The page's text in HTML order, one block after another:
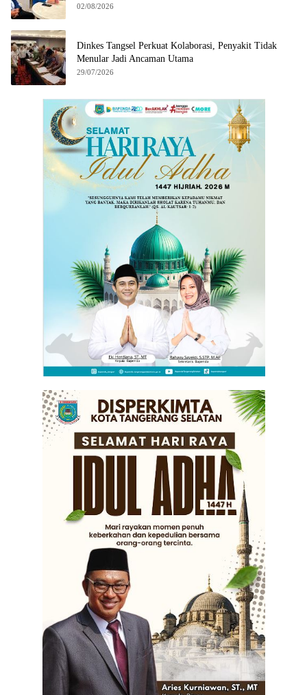
02/08/2026
Dinkes Tangsel Perkuat Kolaborasi, Penyakit Tidak
Menular Jadi Ancaman Utama
29/07/2026